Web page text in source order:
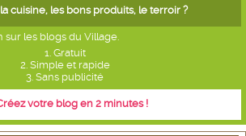
cuisine, les bons produits, le terroir ?
sur les blogs du Village.
1. Gratuit
2. Simple et rapide
3. Sans publicité
votre blog en 2 minutes !